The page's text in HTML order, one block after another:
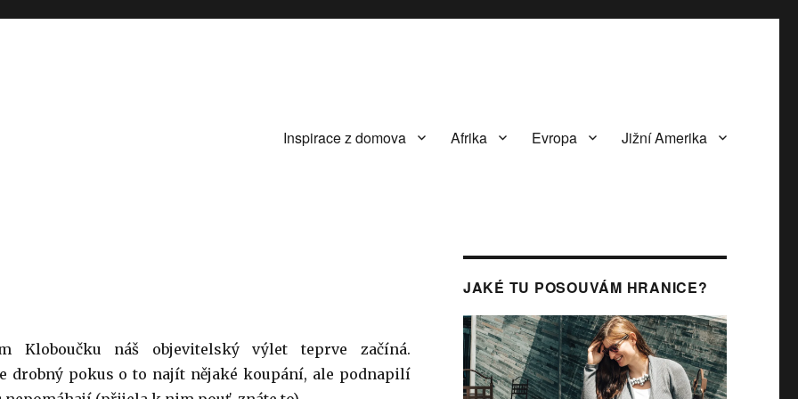
Inspirace z domova Afrika Evropa Jižní Amerika
Kloboučku náš objevitelský výlet teprve začíná.
drobný pokus o to najít nějaké koupání, ale podnapilí
JAKÉ TU POSOUVÁM HRANICE?